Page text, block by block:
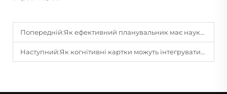
Попередній:Як ефективний планувальник має науково організувати часові блоки, списки завдань і модулі відстеження цілей?
Наступний:Як когнітивні картки можуть інтегруватися з технологією доповненої реальності (AR), щоб створити навчальні досвіди у змішаній реальності?